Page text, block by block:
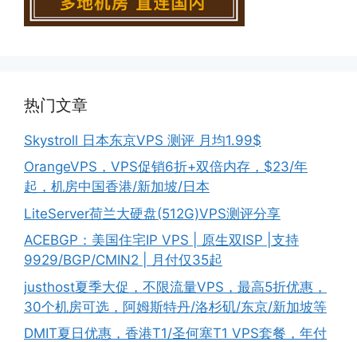
热门文章
Skystroll 日本东京VPS 测评 月均1.99$
OrangeVPS，VPS促销6折+双倍内存，$23/年
起，机房中国香港/新加坡/日本
LiteServer荷兰大硬盘(512G)VPS测评分享
ACEBGP：美国住宅IP VPS | 原生双ISP |支持
9929/BGP/CMIN2 | 月付仅35起
justhost夏季大促，不限流量VPS，最高5折优惠，
30个机房可选，阿姆斯特丹/洛杉矶/东京/新加坡等
DMIT夏日优惠，香港T1/圣何塞T1 VPS套餐，年付